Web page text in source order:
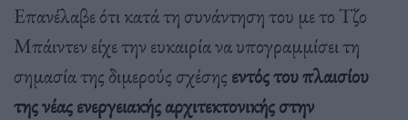
Επανέλαβε ότι κατά τη συνάντηση του με το Τζο
Μπάιντεν είχε την ευκαιρία να υπογραμμίσει τη
σημασία της διμερούς σχέσης εντός του πλαισίου
της νέας ενεργειακής αρχιτεκτονικής στην